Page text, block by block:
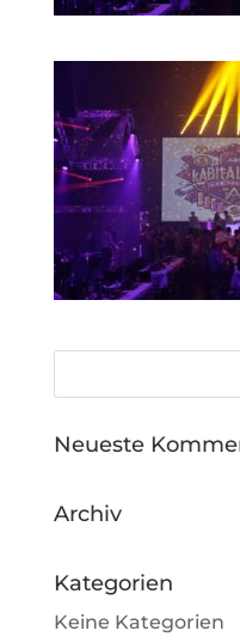
Neueste
Archiv
Kategorien
Keine Kategorien